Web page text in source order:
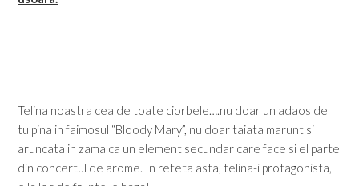
Telina noastra cea de toate ciorbele….nu doar un adaos de
tulpina in faimosul “Bloody Mary”, nu doar taiata marunt si
aruncata in zama ca un element secundar care face si el parte
din concertul de arome. In reteta asta, telina-i protagonista,